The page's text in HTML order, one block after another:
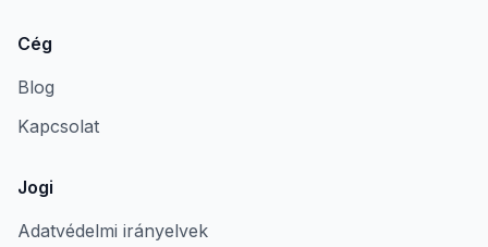
Cég
Blog
Kapcsolat
Jogi
Adatvédelmi irányelvek